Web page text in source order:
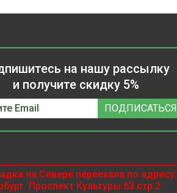
на нашу рассылку
и получите скидку 5%
на Севере переехала по адресу:
Проспект Культуры 63 стр.2